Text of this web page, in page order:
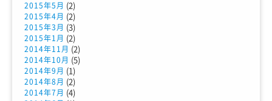
2015年5月 (2)
2015年4月 (2)
2015年3月 (3)
2015年1月 (2)
2014年11月 (2)
2014年10月 (5)
2014年9月 (1)
2014年8月 (2)
2014年7月 (4)